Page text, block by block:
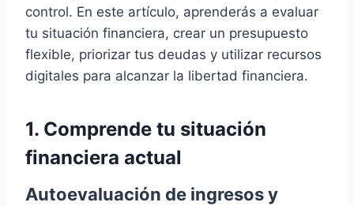
control. En este artículo, aprenderás a evaluar
tu situación financiera, crear un presupuesto
flexible, priorizar tus deudas y utilizar recursos
digitales para alcanzar la libertad financiera.
1. Comprende tu situación
financiera actual
Autoevaluación de ingresos y